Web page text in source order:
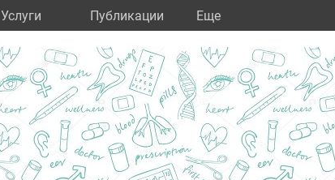
Услуги Публикации Eще